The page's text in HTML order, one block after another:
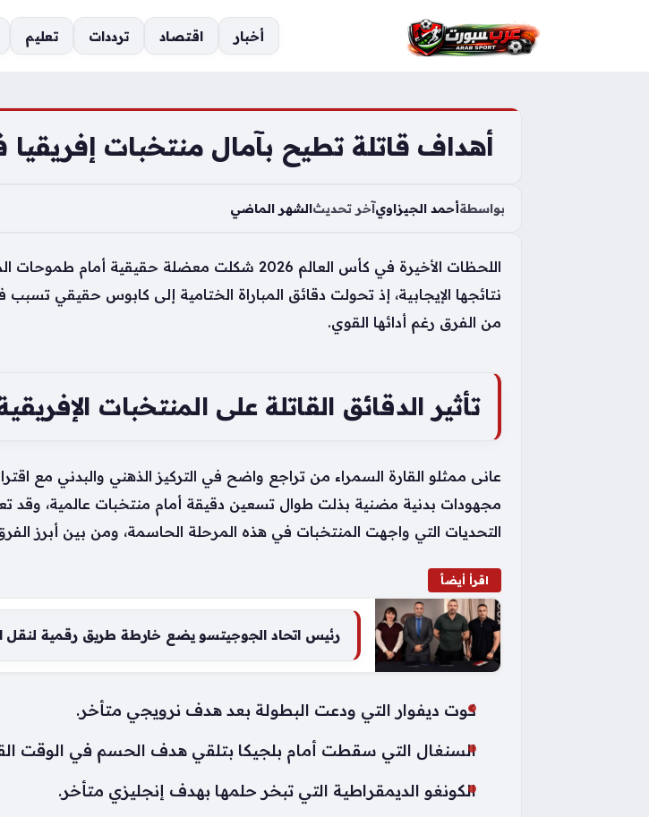
أخبار اقتصاد ترددات تعليم
أهداف قاتلة تطيح بآمال منتخبات إفريقيا في
بواسطةأحمد الجيزاويآخر تحديثالشهر الماضي
اللحظات الأخيرة في كأس العالم 2026 شكلت معضلة
نتائجها الإيجابية، إذ تحولت دقائق المباراة الختامية إلى كابوس حقيقي
من الفرق رغم أدائها القوي.
تأثير الدقائق القاتلة على المنتخبات
عانى ممثلو القارة السمراء من تراجع واضح في التركيز الذهني والبدني مع
مجهودات بدنية مضنية بذلت طوال تسعين دقيقة أمام منتخبات عالمية، وقد
التحديات التي واجهت المنتخبات في هذه المرحلة الحاسمة، ومن بين أبرز
اقرأ أيضاً
رئيس اتحاد الجوجيتسو يضع خارطة طريق رقمية لنقل
كوت ديفوار التي ودعت البطولة بعد هدف نرويجي متأخر.
السنغال التي سقطت أمام بلجيكا بتلقي هدف الحسم في الوقت
الكونغو الديمقراطية التي تبخر حلمها بهدف إنجليزي متأخر.